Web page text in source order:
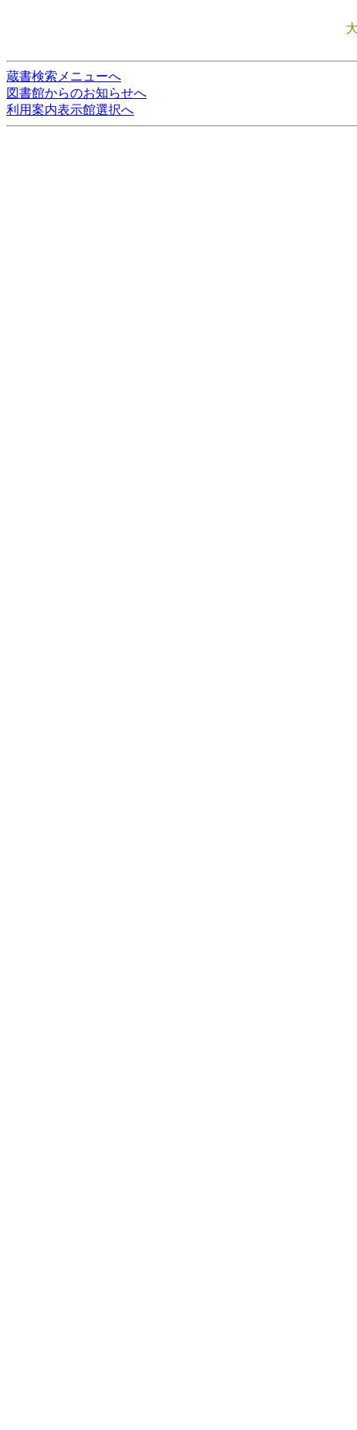
蔵書検索メニューへ
図書館からのお知らせへ
利用案内表示館選択へ